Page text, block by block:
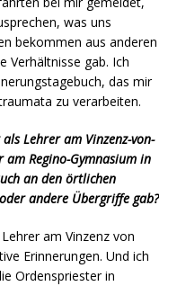
was uns
bekommen aus anderen
Verhältnisse gab. Ich
das mir
zu verarbeiten.
Lehrer am Vinzenz-von-
Regino-Gymnasium in
an den örtlichen
andere Übergriffe gab?
am Vinzenz von
Erinnerungen. Und ich
Ordenspriester in